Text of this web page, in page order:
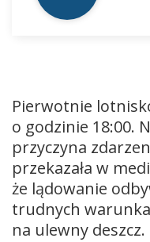
Pierwotnie
o godzinie 18:00.
przyczyna
przekazała w
że lądowanie
trudnych
na ulewny deszcz.